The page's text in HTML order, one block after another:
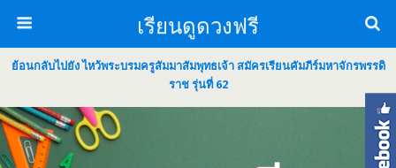
เรียนดูดวงฟรี
ย้อนกลับไปยัง ไหว้พระบรมครูสัมมาสัมพุทธเจ้า สมัครเรียนคัมภีร์มหาจักรพรรดิ
ราช รุ่นที่ 62